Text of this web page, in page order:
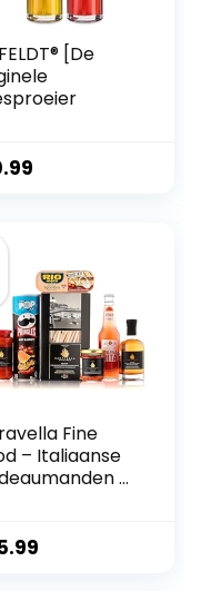
[De
Fine
– Italiaanse
&
–